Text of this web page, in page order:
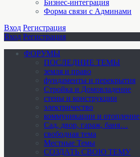
Бизнес-интеграция
Форма связи с Админами
Вход Регистрация
Вход Регистрация
ФОРУМЫ
ПОСЛЕДНИЕ ТЕМЫ
земля и право
фундаменты и перекрытия
Стройка и Домовладение
стены и конструкции
электричество
коммуникации и отопление
Cад, двор, гараж, баня…
свободная тема
Местные Темы
СОЗДАТЬ СВОЮ ТЕМУ